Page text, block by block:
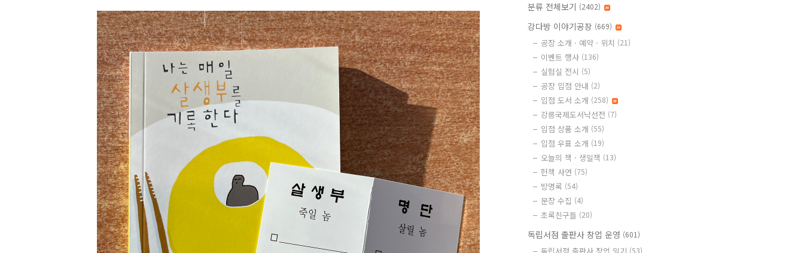
분류 전체보기 (2402)
강다방 이야기공장 (669)
공장 소개 · 예약 · 위치 (21)
이벤트 행사 (136)
실험실 전시 (5)
공장 입점 안내 (2)
입점 도서 소개 (258)
강릉국제도서낙선전 (7)
입점 상품 소개 (55)
입점 우표 소개 (19)
오늘의 책 · 생일책 (13)
헌책 사연 (75)
방명록 (54)
문장 수집 (4)
초록친구들 (20)
독립서점 출판사 창업 운영 (601)
(53)